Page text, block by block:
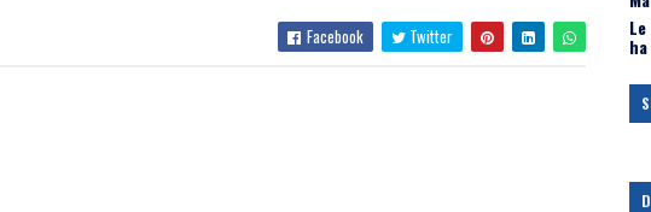
Facebook Twitter